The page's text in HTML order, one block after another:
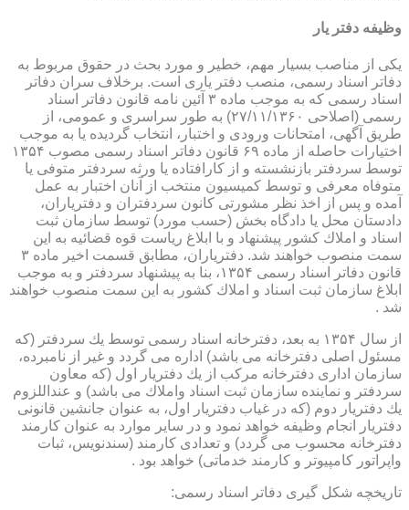
وظیفه دفتر یار
یكی از مناصب بسیار مهم، خطیر و مورد بحث در حقوق مربوط به
دفاتر اسناد رسمی، منصب دفتر یاری است. برخلاف سران دفاتر
اسناد رسمی كه به موجب ماده ۳ آئین نامه قانون دفاتر اسناد
رسمی (اصلاحی ۲۷/۱۱/۱۳۶۰) به طور سراسری و عمومی، از
طریق آگهی، امتحانات ورودی و اختبار، انتخاب گردیده یا به موجب
اختیارات حاصله از ماده ۶۹ قانون دفاتر اسناد رسمی مصوب ۱۳۵۴
توسط سردفتر بازنشسته و از كارافتاده یا ورثه سردفتر متوفی یا
متوفاه معرفی و توسط كمیسیون منتخب از آنان اختبار به عمل
آمده و پس از اخذ نظر مشورتی كانون سردفتران و دفتریاران،
دادستان محل یا دادگاه بخش (حسب مورد) توسط سازمان ثبت
اسناد و املاك كشور پیشنهاد و با ابلاغ ریاست قوه قضائیه به این
سمت منصوب خواهند شد. دفتریاران، مطابق قسمت اخیر ماده ۳
قانون دفاتر اسناد رسمی ۱۳۵۴، بنا به پیشنهاد سردفتر و به موجب
ابلاغ سازمان ثبت اسناد و املاك كشور به این سمت منصوب خواهند
شد .
از سال ۱۳۵۴ به بعد، دفترخانه اسناد رسمی توسط یك سردفتر (كه
مسئول اصلی دفترخانه می باشد) اداره می گردد و غیر از نامبرده،
سازمان اداری دفترخانه مركب از یك دفتریار اول (كه معاون
سردفتر و نماینده سازمان ثبت اسناد واملاك می باشد) و عنداللزوم
یك دفتریار دوم (كه در غیاب دفتریار اول، به عنوان جانشین قانونی
دفتریار انجام وظیفه خواهد نمود و در سایر موارد به عنوان كارمند
دفترخانه محسوب می گردد) و تعدادی كارمند (سندنویس، ثبات
واپراتور كامپیوتر و كارمند خدماتی) خواهد بود .
تاریخچه شكل گیری دفاتر اسناد رسمی: